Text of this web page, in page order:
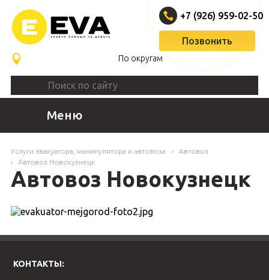
По округам
+7 (926) 959-02-50
Позвонить
Меню
Услуги эвакуатора, манипулятора и автовоза
Автовоз
Автовоз Новокузнецк
Автовоз Новокузнецк
КОНТАКТЫ: